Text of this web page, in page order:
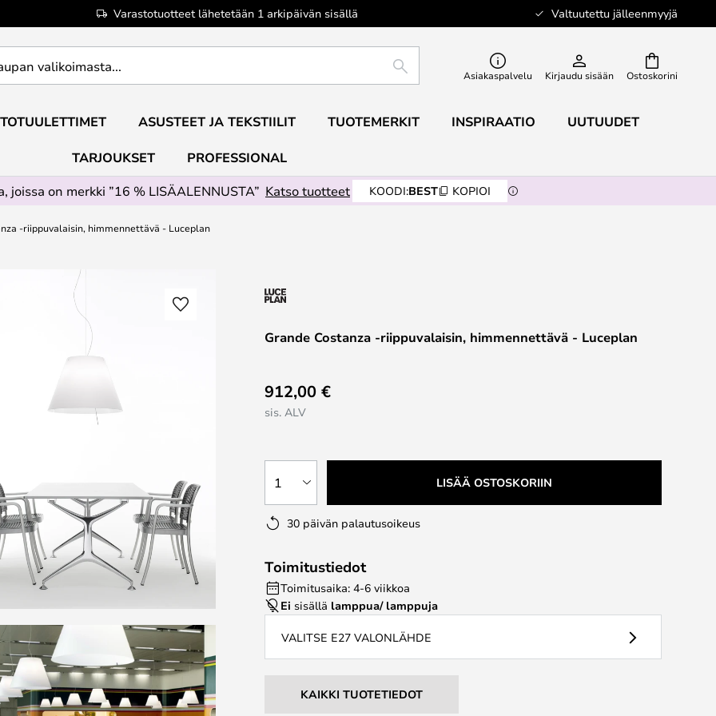
Varastotuotteet lähetetään 1 arkipäivän sisällä Valtuutettu jälleenmyyjä
Ostoskorini
ETSI Asiakaspalvelu Kirjaudu sisään
ASUSTEET JA TEKSTIILIT TUOTEMERKIT INSPIRAATIO UUTUUDET
TARJOUKSET
PROFESSIONAL
joissa on merkki ”16 % LISÄALENNUSTA” Katso tuotteet KOODI:BEST KOPIOI
-riippuvalaisin, himmennettävä - Luceplan
Grande Costanza -riippuvalaisin, himmennettävä - Luceplan
912,00 €
sis. ALV
1 LISÄÄ OSTOSKORIIN
30 päivän palautusoikeus
Toimitustiedot
Toimitusaika: 4-6 viikkoa
Ei sisällä lamppua/ lamppuja
VALITSE E27 VALONLÄHDE
KAIKKI TUOTETIEDOT